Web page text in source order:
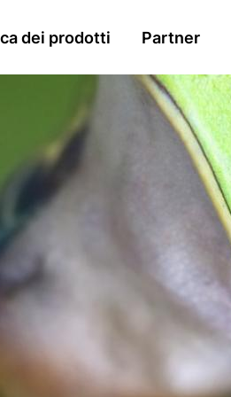
dei prodotti Partner